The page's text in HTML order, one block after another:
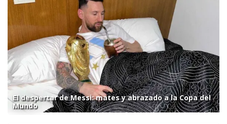
El despertar de Messi: mates y abrazado a la Copa del
Mundo